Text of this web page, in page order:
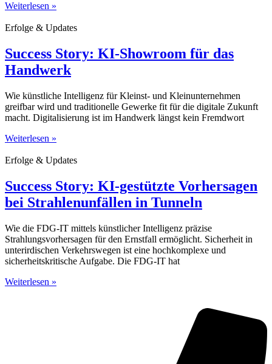
Weiterlesen »
Erfolge & Updates
Success Story: KI-Showroom für das
Handwerk
Wie künstliche Intelligenz für Kleinst- und Kleinunternehmen
greifbar wird und traditionelle Gewerke fit für die digitale Zukunft
macht. Digitalisierung ist im Handwerk längst kein Fremdwort
Weiterlesen »
Erfolge & Updates
Success Story: KI-gestützte Vorhersagen
bei Strahlenunfällen in Tunneln
Wie die FDG-IT mittels künstlicher Intelligenz präzise
Strahlungsvorhersagen für den Ernstfall ermöglicht. Sicherheit in
unterirdischen Verkehrswegen ist eine hochkomplexe und
sicherheitskritische Aufgabe. Die FDG-IT hat
Weiterlesen »